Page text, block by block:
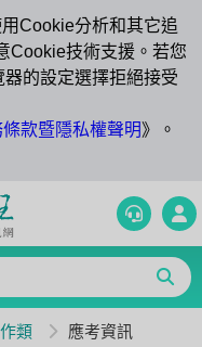
Cookie分析和其它追
Cookie技術支援。若您
的設定選擇拒絕接受
款暨隱私權聲明》。
類 應考資訊